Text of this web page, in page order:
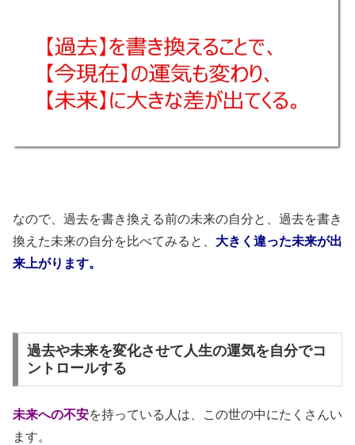
なので、過去を書き換える前の未来の自分と、過去を書き
換えた未来の自分を比べてみると、 大きく違った未来が出
来上がります。
過去や未来を変化させて人生の運気を自分でコ
ントロールする
未来への不安を持っている人は、この世の中にたくさんい
ます。